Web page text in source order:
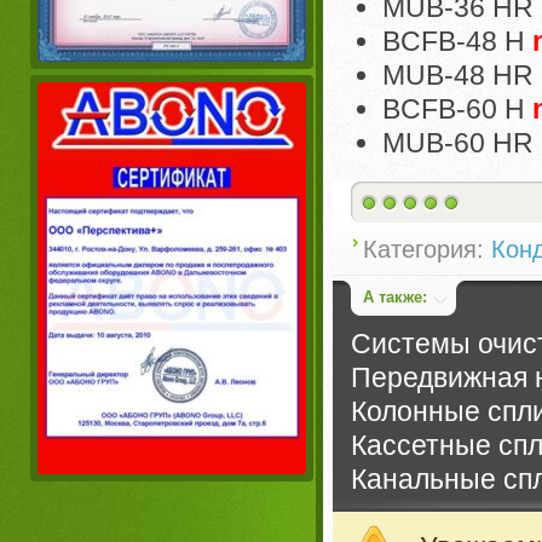
MUB-36 HR
BCFB-48 H
MUB-48 HR
BCFB-60 H
MUB-60 HR
Категория:
А также:
Системы
Передвижная
Колонные
Кассетные
Канальные